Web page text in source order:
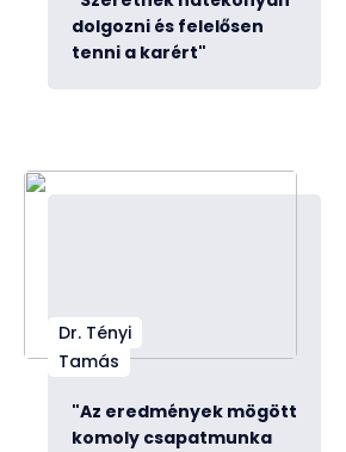
dolgozni és felelősen
tenni a karért"
Dr. Tényi
Tamás
"Az eredmények mögött
komoly csapatmunka